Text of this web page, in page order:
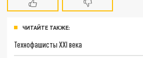
ЧИТАЙТЕ ТАКЖЕ:
Технофашисты XXI века